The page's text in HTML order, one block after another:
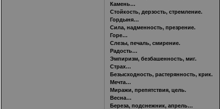
Камень…
Стойкость, дерзость, стремление.
Гордыня…
Сила, надменность, презрение.
Горе…
Слезы, печаль, смирение.
Радость…
Эмпиризм, безбашенность, миг.
Страх…
Безысходность, растерянность, крик.
Мечта…
Миражи, препятствия, цель.
Весна…
Береза, подснежник, апрель…